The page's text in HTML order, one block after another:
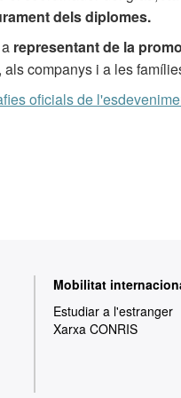
dels diplomes.
representant de la
companys i a les
oficials de
Mobilitat
Estudiar a l'estranger
Xarxa CONRIS